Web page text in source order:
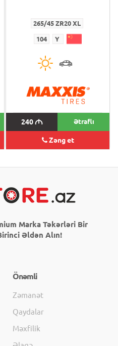
265/45 ZR20 XL
104 Y
240M Ətraflı
Zəng et
Marka Təkərləri Bir
Əldən Alın!
Önəmli
Zəmanət
Qaydalar
Məxfilik